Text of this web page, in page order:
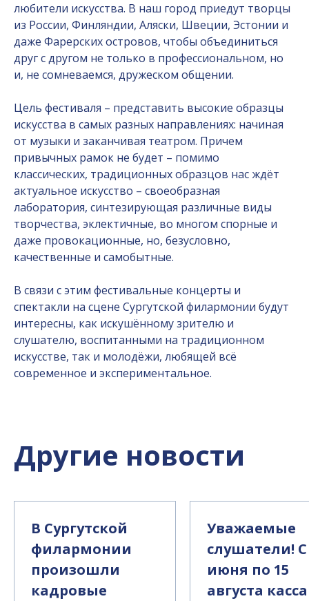
любители искусства. В наш город приедут творцы
из России, Финляндии, Аляски, Швеции, Эстонии и
даже Фарерских островов, чтобы объединиться
друг с другом не только в профессиональном, но
и, не сомневаемся, дружеском общении.
Цель фестиваля – представить высокие образцы
искусства в самых разных направлениях: начиная
от музыки и заканчивая театром. Причем
привычных рамок не будет – помимо
классических, традиционных образцов нас ждёт
актуальное искусство – своеобразная
лаборатория, синтезирующая различные виды
творчества, эклектичные, во многом спорные и
даже провокационные, но, безусловно,
качественные и самобытные.
В связи с этим фестивальные концерты и
спектакли на сцене Сургутской филармонии будут
интересны, как искушённому зрителю и
слушателю, воспитанными на традиционном
искусстве, так и молодёжи, любящей всё
современное и экспериментальное.
Другие новости
В Сургутской
филармонии
произошли
кадровые
Уважаемые
слушатели! С
июня по 15
августа